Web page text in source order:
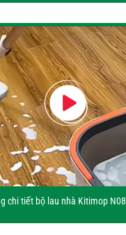
chi tiết bộ lau nhà Kitimop N08